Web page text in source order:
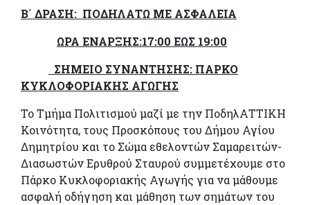
Β΄ ΔΡΑΣΗ: ΠΟΔΗΛΑΤΩ ΜΕ ΑΣΦΑΛΕΙΑ
ΩΡΑ ΕΝΑΡΞΗΣ:17:00 ΕΩΣ 19:00
ΣΗΜΕΙΟ ΣΥΝΑΝΤΗΣΗΣ: ΠΑΡΚΟ
ΚΥΚΛΟΦΟΡΙΑΚΗΣ ΑΓΩΓΗΣ
Το Τμήμα Πολιτισμού μαζί με την ΠοδηλΑΤΤΙΚΗ
Κοινότητα, τους Προσκόπους του Δήμου Αγίου
Δημητρίου και το Σώμα εθελοντών Σαμαρειτών-
Διασωστών Ερυθρού Σταυρού συμμετέχουμε στο
Πάρκο Κυκλοφοριακής Αγωγής για να μάθουμε
ασφαλή οδήγηση και μάθηση των σημάτων του